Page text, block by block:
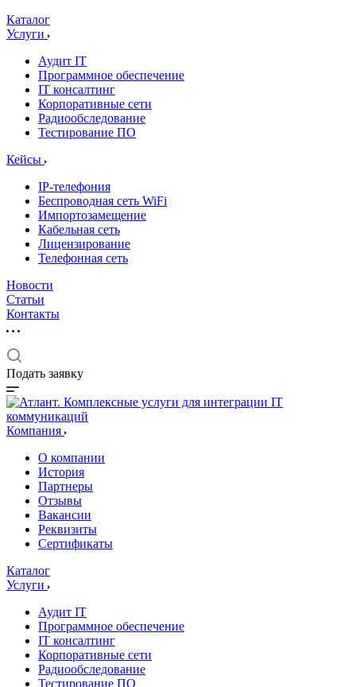
Каталог
Услуги
Аудит IT
Программное обеспечение
IT консалтинг
Корпоративные сети
Радиообследование
Тестирование ПО
Кейсы
IP-телефония
Беспроводная сеть WiFi
Импортозамещение
Кабельная сеть
Лицензирование
Телефонная сеть
Новости
Статьи
Контакты
Подать заявку
Компания
О компании
История
Партнеры
Отзывы
Вакансии
Реквизиты
Сертификаты
Каталог
Услуги
Аудит IT
Программное обеспечение
IT консалтинг
Корпоративные сети
Радиообследование
Тестирование ПО